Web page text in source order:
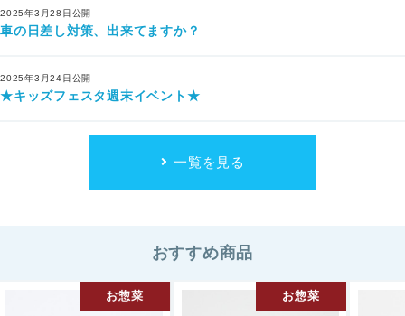
2025年3月28日公開
車の日差し対策、出来てますか？
2025年3月24日公開
★キッズフェスタ週末イベント★
一覧を見る
おすすめ商品
お惣菜 お惣菜